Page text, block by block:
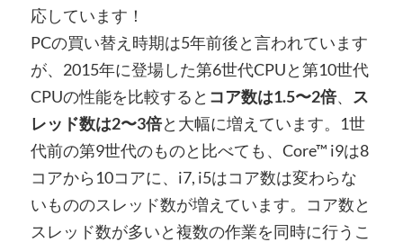
応しています！
PCの買い替え時期は5年前後と言われています
が、2015年に登場した第6世代CPUと第10世代
CPUの性能を比較すると コア数は1.5〜2倍、
ス
レッド数は2〜3倍と大幅に増えています。1世
代前の第9世代のものと比べても、Core™ i9は8
コアから10コアに、i7, i5はコア数は変わらな
いもののスレッド数が増えています。コア数と
スレッド数が多いと複数の作業を同時に行うこ